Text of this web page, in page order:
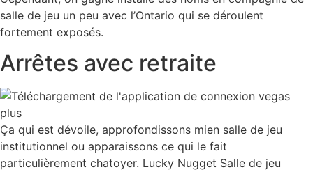
salle de jeu un peu avec l’Ontario qui se déroulent
fortement exposés.
Arrêtes avec retraite
Ça qui est dévoile, approfondissons mien salle de jeu
institutionnel ou apparaissons ce qui le fait
particulièrement chatoyer. Lucky Nugget Salle de jeu